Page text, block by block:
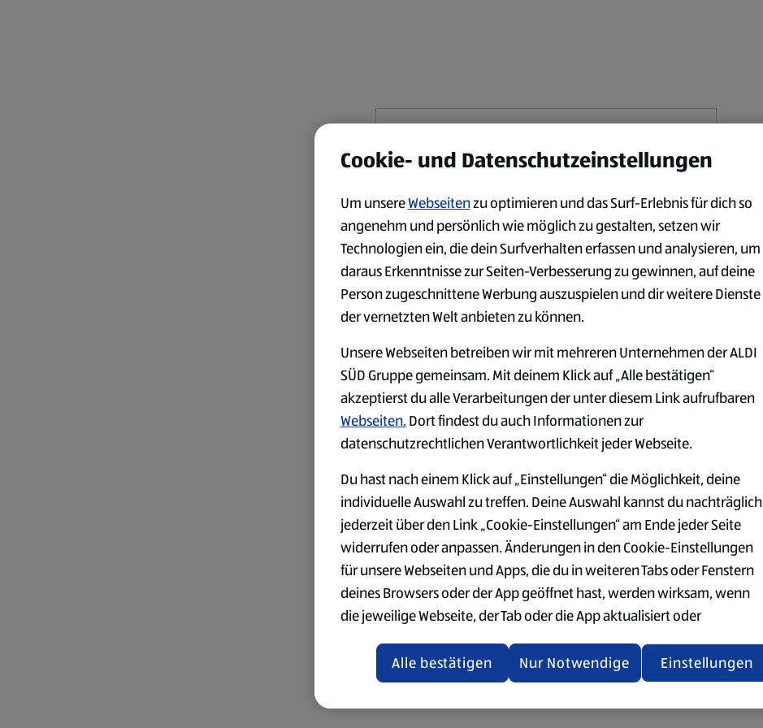
Diese Publikation ist offline
https://www.aldi-sued.de/prospekte
Fortfahren zum Link
Cookie- und Datenschutzeinstellungen
Um unsereWebseitenzu optimieren und das Surf-Erlebnis für dich so
angenehm und persönlich wie möglich zu gestalten, setzen wir
Technologien ein, die dein Surfverhalten erfassen und analysieren, um
daraus Erkenntnisse zur Seiten-Verbesserung zu gewinnen, auf deine
Person zugeschnittene Werbung auszuspielen und dir weitere Dienste
der vernetzten Welt anbieten zu können.
Unsere Webseiten betreiben wir mit mehreren Unternehmen der ALDI
SÜD Gruppe gemeinsam. Mit deinem Klick auf „Alle bestätigen“
akzeptierst du alle Verarbeitungen der unter diesem Link aufrufbaren
Webseiten.Dort findest du auch Informationen zur
datenschutzrechtlichen Verantwortlichkeit jeder Webseite.
Du hast nach einem Klick auf „Einstellungen“ die Möglichkeit, deine
individuelle Auswahl zu treffen. Deine Auswahl kannst du nachträglich
jederzeit über den Link „Cookie-Einstellungen“ am Ende jeder Seite
widerrufen oder anpassen. Änderungen in den Cookie-Einstellungen
für unsere Webseiten und Apps, die du in weiteren Tabs oder Fenstern
deines Browsers oder der App geöffnet hast, werden wirksam, wenn
die jeweilige Webseite, der Tab oder die App aktualisiert oder
geschlossen und anschließend wieder geöffnet werden.
Weitere Informationen stellen wir dir in unserer Datenschutzerklärung
Einstellungen
Nur Notwendige
Alle bestätigen